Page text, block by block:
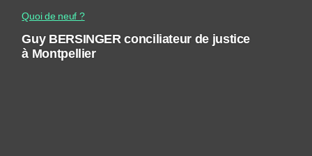
Quoi de neuf ?
Guy BERSINGER conciliateur de justice
à Montpellier